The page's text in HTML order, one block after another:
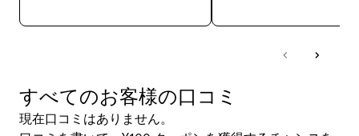
すべてのお客様の口コミ
現在口コミはありません。